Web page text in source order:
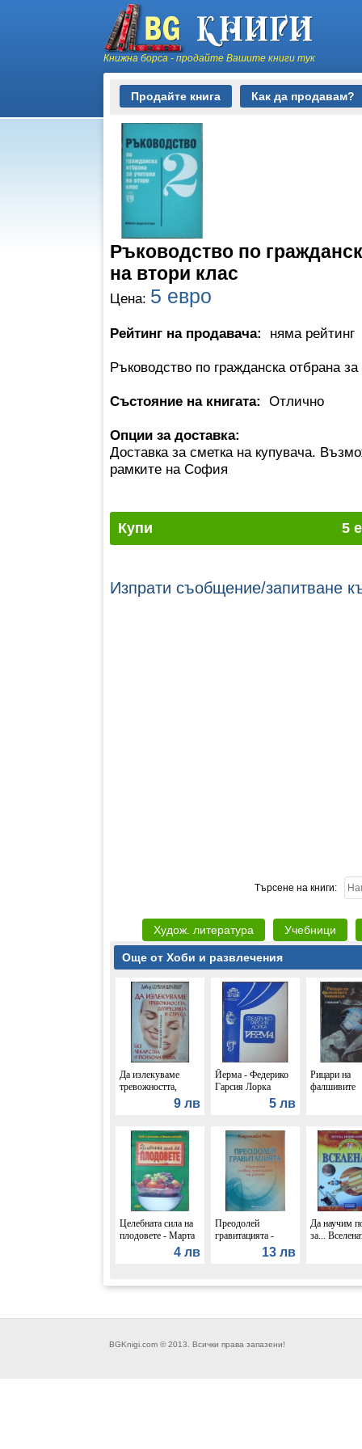
Книжна борса - продайте Вашите книги тук
Продайте книга Как да продавам?
Ръководство по
на втори клас
Цена: 5 евро
Рейтинг на продавача: няма рейтинг
Ръководство по гражданска отбрана
Състояние на книгата: Отлично
Опции за доставка:
Доставка за сметка на купувача.
рамките на София
Купи 5
Изпрати съобщение/запитване
Търсене на книги:
Худож. литература Учебници
Още от Хоби и развлечения
Да излекуваме
тревожността,
депресията и стреса
- Давид Серван-
9 лв
Йерма - Федерико
Гарсия Лорка
5 лв
Рицари на
фалшивите
Целебната сила на
плодовете - Марта
4 лв
Преодолей
гравитацията -
Каролайн Мис13 лв
Да научим
за...
BGKnigi.com © 2013. Всички права запазени!